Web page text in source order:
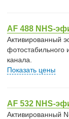
AF 488 NHS-
Активированный
фотостабильного
канала.
Показать цены
AF 532 NHS-
Активированный